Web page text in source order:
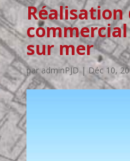
Réalisation
sur mer
paradminPJD|Déc 10,